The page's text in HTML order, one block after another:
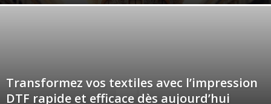
Transformez vos textiles avec l’impression
DTF rapide et efficace dès aujourd’hui